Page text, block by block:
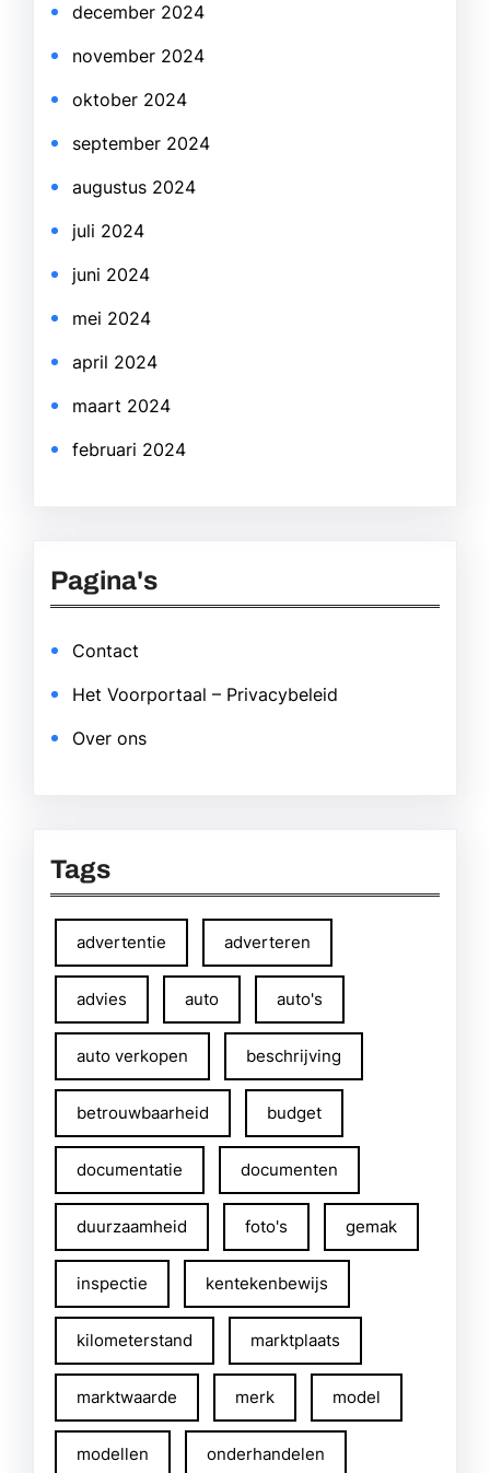
december 2024
november 2024
oktober 2024
september 2024
augustus 2024
juli 2024
juni 2024
mei 2024
april 2024
maart 2024
februari 2024
Pagina's
Contact
Het Voorportaal – Privacybeleid
Over ons
Tags
advertentie adverteren
advies auto auto's
auto verkopen beschrijving
betrouwbaarheid budget
documentatie documenten
duurzaamheid foto's gemak
inspectie kentekenbewijs
kilometerstand marktplaats
marktwaarde merk model
modellen onderhandelen